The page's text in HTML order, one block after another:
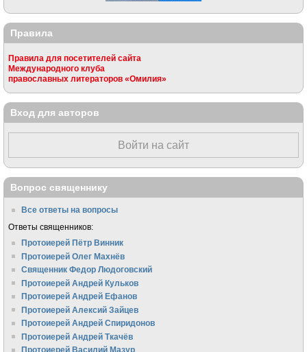
Правила
Правила для посетителей сайта
Международного клуба
православных литераторов «Омилия»
Вход для авторов
Войти на сайт
Вопрос священнику
Все ответы на вопросы
Ответы священников:
Протоиерей Пётр Винник
Протоиерей Олег Махнёв
Священник Федор Людоговский
Протоиерей Андрей Кульков
Протоиерей Андрей Ефанов
Протоиерей Алексий Зайцев
Протоиерей Андрей Спиридонов
Протоиерей Андрей Ткачёв
Протоиерей Василий Мазур